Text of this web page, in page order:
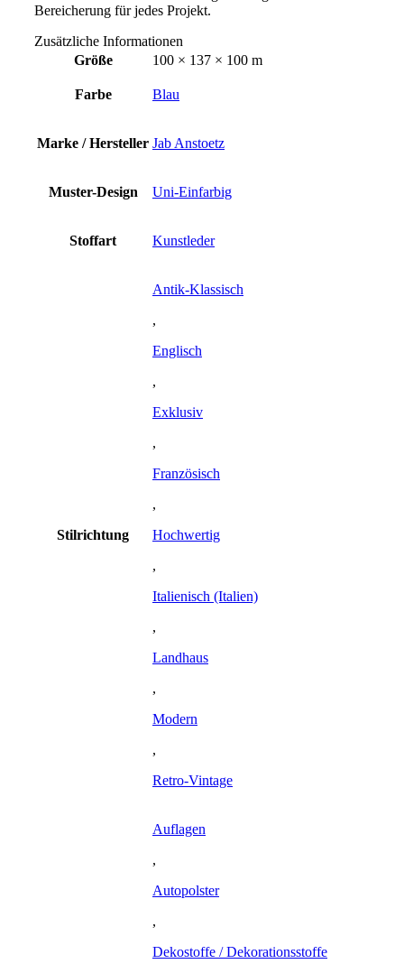
Bereicherung für jedes Projekt.
Zusätzliche Informationen
Größe
100 × 137 × 100 m
Farbe Blau
Marke / Hersteller Jab Anstoetz
Muster-Design Uni-Einfarbig
Stoffart Kunstleder
Stilrichtung
Antik-Klassisch
,
Englisch
,
Exklusiv
,
Französisch
,
Hochwertig
,
Italienisch (Italien)
,
Landhaus
,
Modern
,
Retro-Vintage
Auflagen
,
Autopolster
,
Dekostoffe / Dekorationsstoffe